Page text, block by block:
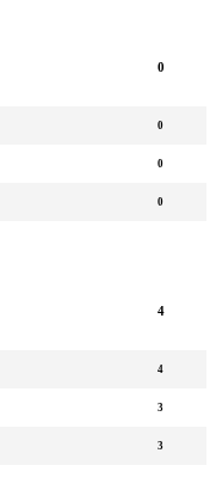
0
0
0
0
4
4
3
3